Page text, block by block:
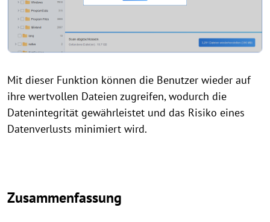
Mit dieser Funktion können die Benutzer wieder auf
ihre wertvollen Dateien zugreifen, wodurch die
Datenintegrität gewährleistet und das Risiko eines
Datenverlusts minimiert wird.
Zusammenfassung